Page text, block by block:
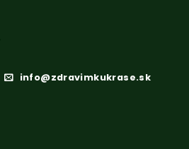
info@zdravimkukrase.sk